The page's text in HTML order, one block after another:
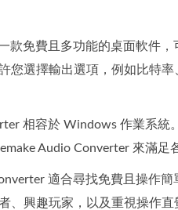
款免費且多功能的桌面軟件
您選擇輸出選項，例如比特
相容於 Windows 作業系統
Audio Converter 來滿
適合尋找免費且操作
、興趣玩家，以及重視操作直